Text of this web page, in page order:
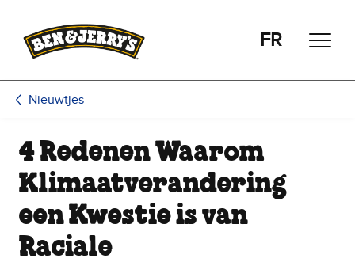
FR
Nieuwtjes
4 Redenen Waarom
Klimaatverandering
een Kwestie is van
Raciale